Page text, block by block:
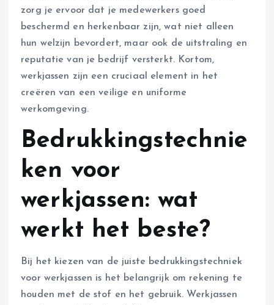
zorg je ervoor dat je medewerkers goed
beschermd en herkenbaar zijn, wat niet alleen
hun welzijn bevordert, maar ook de uitstraling en
reputatie van je bedrijf versterkt. Kortom,
werkjassen zijn een cruciaal element in het
creëren van een veilige en uniforme
werkomgeving.
Bedrukkingstechnie
ken voor
werkjassen: wat
werkt het beste?
Bij het kiezen van de juiste bedrukkingstechniek
voor werkjassen is het belangrijk om rekening te
houden met de stof en het gebruik. Werkjassen